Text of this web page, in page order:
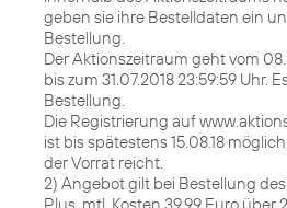
geben sie ihre Bestelldaten ein
Bestellung.
Der Aktionszeitraum geht vom
bis zum 31.07.2018 23:59:59 Uhr.
Bestellung.
Die Registrierung auf
ist bis spätestens 15.08.18
der Vorrat reicht.
2) Angebot gilt bei Bestellung